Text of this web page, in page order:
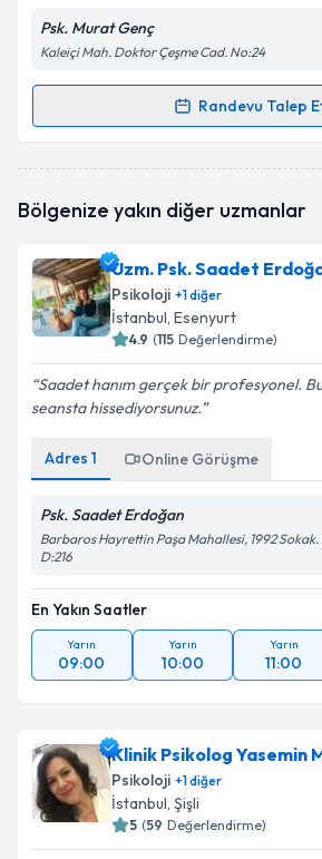
Psk. Murat Genç
Kaleiçi Mah. Doktor Çeşme Cad. No:24
Randevu Talep
Randevu Takvimi Talebi
oluşturun. Size bu uzmandan
E-posta Adresiniz
Kişisel verilerimin işlenmesine
Metni'ni okudum ve kişisel
Takvim Talebini
Bölgenize yakın diğer uzmanlar
Uzm. Psk. Saadet
Psikoloji +1diğer
İstanbul, Esenyurt
4.9 (115 Değerlendirme)
Saadet hanım gerçek bir profesyonel.
seansta hissediyorsunuz.
Adres 1 Online Görüşme
Psk. Saadet Erdoğan
Barbaros Hayrettin Paşa Mahallesi, 1992 Sokak.
D:216
En Yakın Saatler
Yarın
09:00
Yarın
10:00
Yarın
11:00
Klinik Psikolog Yasemin
Psikoloji +1diğer
İstanbul, Şişli
5 (59 Değerlendirme)